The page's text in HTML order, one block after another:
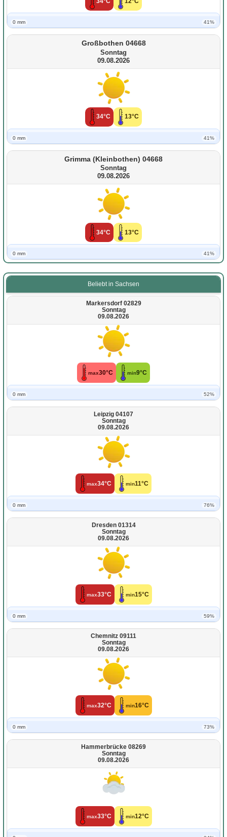
0 mm 41%
Großbothen 04668
Sonntag
09.08.2026
34°C 13°C
0 mm 41%
Grimma (Kleinbothen) 04668
Sonntag
09.08.2026
34°C 13°C
0 mm 41%
Beliebt in Sachsen
Markersdorf 02829
Sonntag
09.08.2026
max30°C min9°C
0 mm 52%
Leipzig 04107
Sonntag
09.08.2026
max34°C min11°C
0 mm 76%
Dresden 01314
Sonntag
09.08.2026
max33°C min15°C
0 mm 59%
Chemnitz 09111
Sonntag
09.08.2026
max32°C min16°C
0 mm 73%
Hammerbrücke 08269
Sonntag
09.08.2026
max33°C min12°C